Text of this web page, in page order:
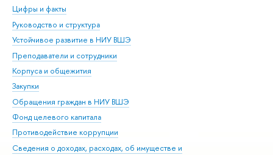
Цифры и факты
Руководство и структура
Устойчивое развитие в НИУ ВШЭ
Преподаватели и сотрудники
Корпуса и общежития
Закупки
Обращения граждан в НИУ ВШЭ
Фонд целевого капитала
Противодействие коррупции
Сведения о доходах, расходах, об имуществе и